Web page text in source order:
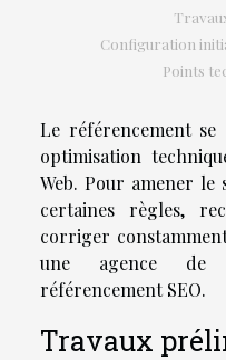
Configuration
Points
Le référencement
optimisation
Web. Pour amener le
certaines règles,
corriger
une agence de
référencement SEO.
Travaux